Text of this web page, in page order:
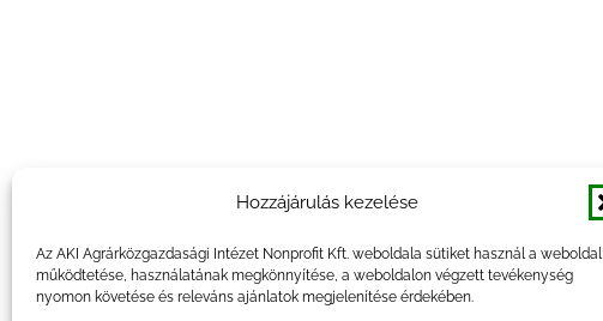
Hozzájárulás kezelése
Az AKI Agrárközgazdasági Intézet Nonprofit Kft. weboldala sütiket használ a weboldal
működtetése, használatának megkönnyítése, a weboldalon végzett tevékenység
nyomon követése és releváns ajánlatok megjelenítése érdekében.